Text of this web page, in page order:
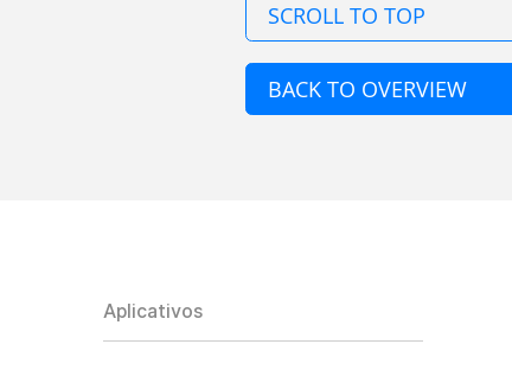
SCROLL TO TOP
BACK TO OVERVIEW
Aplicativos